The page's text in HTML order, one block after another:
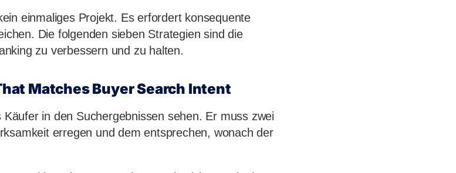
einmaliges Projekt. Es erfordert konsequente
Die folgenden sieben Strategien sind die
zu verbessern und zu halten.
Matches Buyer Search Intent
in den Suchergebnissen sehen. Er muss zwei
erregen und dem entsprechen, wonach der